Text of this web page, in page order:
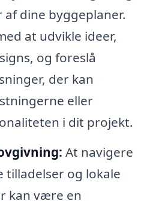
af dine byggeplaner.
at udvikle ideer,
og foreslå
der kan
eller
i dit projekt.
At navigere
tilladelser og lokale
kan være en